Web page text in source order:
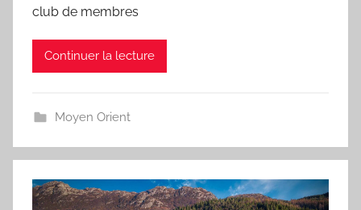
club de membres
Continuer la lecture
Moyen Orient